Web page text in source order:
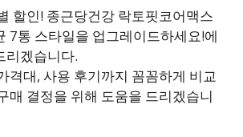
할인! 종근당건강 락토핏코어맥스
7통 스타일을 업그레이드하세요!에
리겠습니다.
격대, 사용 후기까지 꼼꼼하게 비교
매 결정을 위해 도움을 드리겠습니